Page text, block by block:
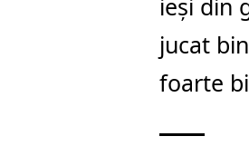
ieşi din
jucat
foarte